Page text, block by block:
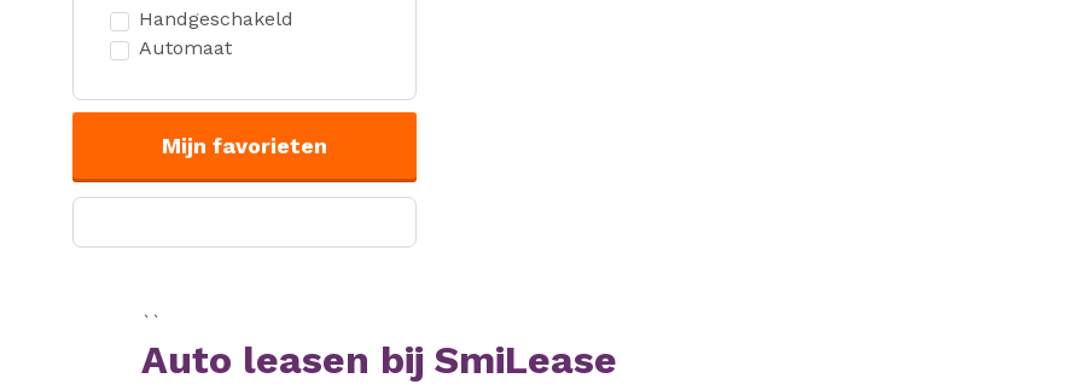
Handgeschakeld
Automaat
Mijn favorieten
``
Auto leasen bij SmiLease